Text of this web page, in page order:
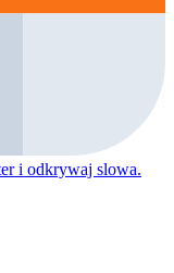
i odkrywaj slowa.